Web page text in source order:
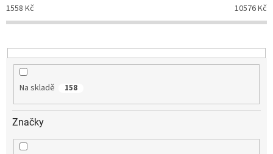
o
d
k
t
1558 Kč 10576Kč
Na skladě 158
Značky